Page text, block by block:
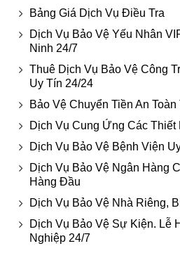
Bảng Giá Dịch Vụ Điều Tra
Dịch Vụ Bảo Vệ Yếu Nhân
Ninh 24/7
Thuê Dịch Vụ Bảo Vệ Công
Uy Tín 24/24
Bảo Vệ Chuyển Tiền An
Dịch Vụ Cung Ứng Các Thiết
Dịch Vụ Bảo Vệ Bệnh Viện
Dịch Vụ Bảo Vệ Ngân Hàng
Hàng Đầu
Dịch Vụ Bảo Vệ Nhà Riêng,
Dịch Vụ Bảo Vệ Sự Kiện. Lễ
Nghiệp 24/7